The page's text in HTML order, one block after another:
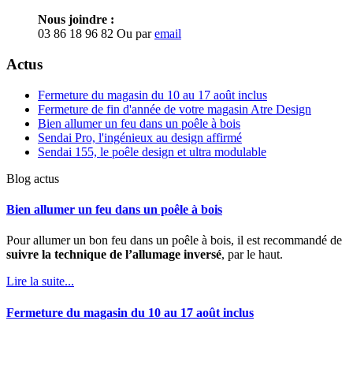
Nous joindre :
03 86 18 96 82 Ou paremail
Actus
Fermeture du magasin du 10 au 17 août inclus
Fermeture de fin d'année de votre magasin Atre Design
Bien allumer un feu dans un poêle à bois
Sendai Pro, l'ingénieux au design affirmé
Sendai 155, le poêle design et ultra modulable
Blog actus
Bien allumer un feu dans un poêle à bois
Pour allumer un bon feu dans un poêle à bois, il est recommandé de
suivre la technique de l’allumage inversé, par le haut.
Lire la suite...
Fermeture du magasin du 10 au 17 août inclus